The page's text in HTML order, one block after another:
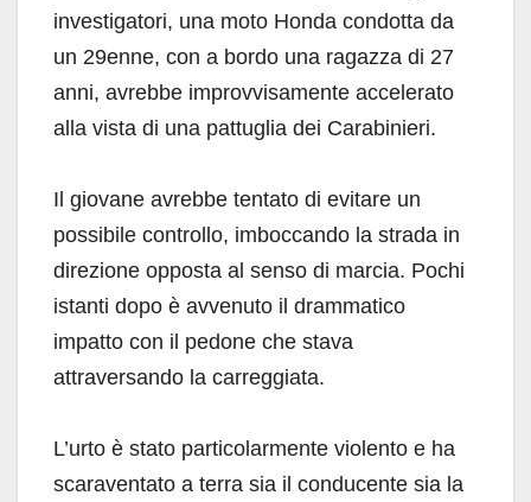
investigatori, una moto Honda condotta da
un 29enne, con a bordo una ragazza di 27
anni, avrebbe improvvisamente accelerato
alla vista di una pattuglia dei Carabinieri.
Il giovane avrebbe tentato di evitare un
possibile controllo, imboccando la strada in
direzione opposta al senso di marcia. Pochi
istanti dopo è avvenuto il drammatico
impatto con il pedone che stava
attraversando la carreggiata.
L’urto è stato particolarmente violento e ha
scaraventato a terra sia il conducente sia la